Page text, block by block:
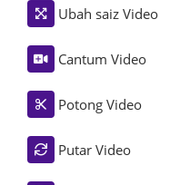
Ubah saiz Video
Cantum Video
Potong Video
Putar Video